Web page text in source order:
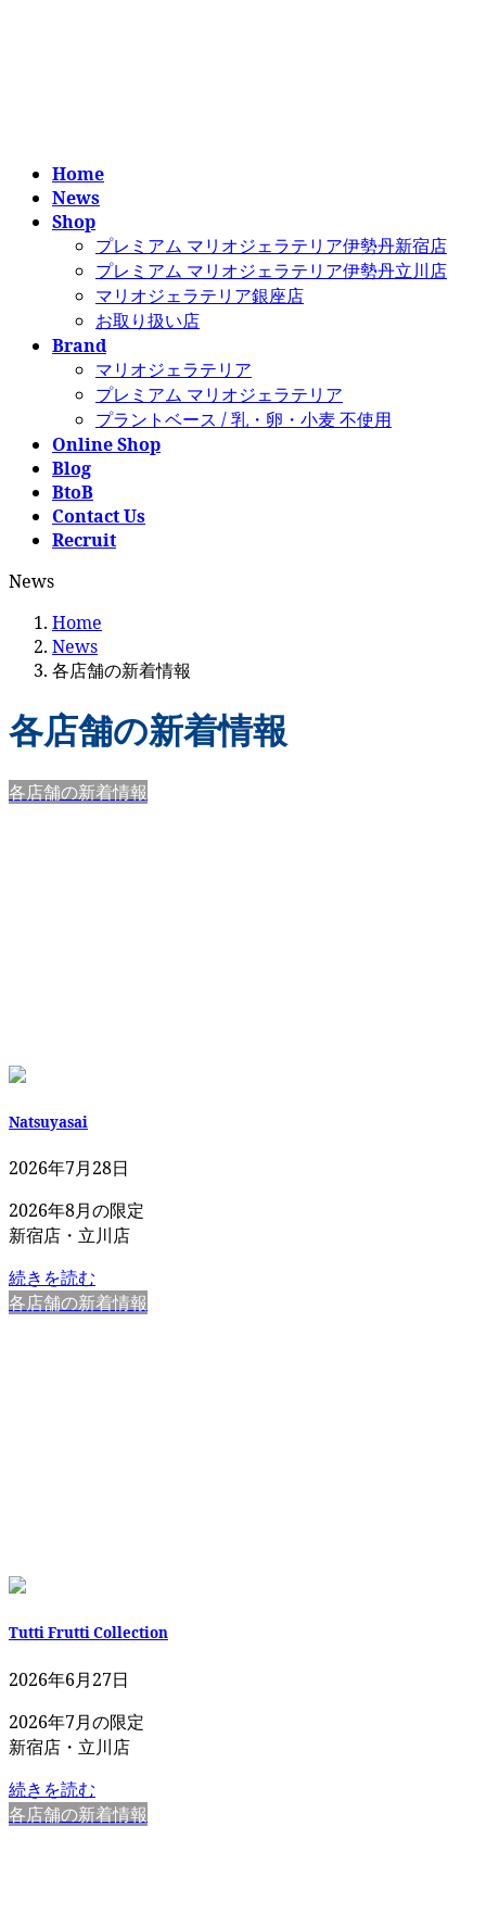
Home
News
Shop
プレミアム マリオジェラテリア伊勢丹新宿店
プレミアム マリオジェラテリア伊勢丹立川店
マリオジェラテリア銀座店
お取り扱い店
Brand
マリオジェラテリア
プレミアム マリオジェラテリア
プラントベース / 乳・卵・小麦 不使用
Online Shop
Blog
BtoB
Contact Us
Recruit
News
Home
News
各店舗の新着情報
各店舗の新着情報
各店舗の新着情報
Natsuyasai
2026年7月28日
2026年8月の限定
新宿店・立川店
続きを読む
各店舗の新着情報
Tutti Frutti Collection
2026年6月27日
2026年7月の限定
新宿店・立川店
続きを読む
各店舗の新着情報